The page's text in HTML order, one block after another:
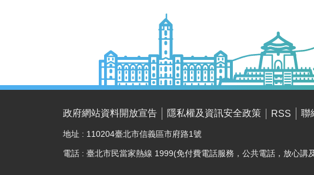
政府網站資料開放宣告 隱私權及資訊安全政策 RSS 聯
地址 : 110204臺北市信義區市府路1號
電話 : 臺北市民當家熱線 1999(免付費電話服務，公共電話，放心